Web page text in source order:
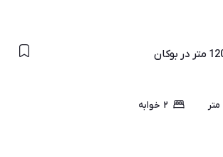
متر ۲ خوابه